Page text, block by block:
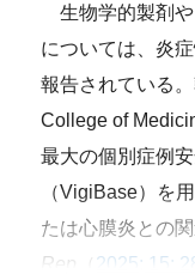
生物学的製剤や
については、炎
報告されている
College of
最大の個別症例
（VigiBase）を
たは心膜炎との
Rep
2025; 15: